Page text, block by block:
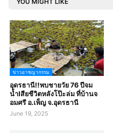
ข่าวอาชญากรรม
อุดรธานี!!พบชายวัย 76 ปีจม
น้ำlสียชีวิตหลังโป๊ะล่ม ที่บ้านจ
อมศรี อ.เพ็ญ จ.อุดรธานี
June 19, 2025